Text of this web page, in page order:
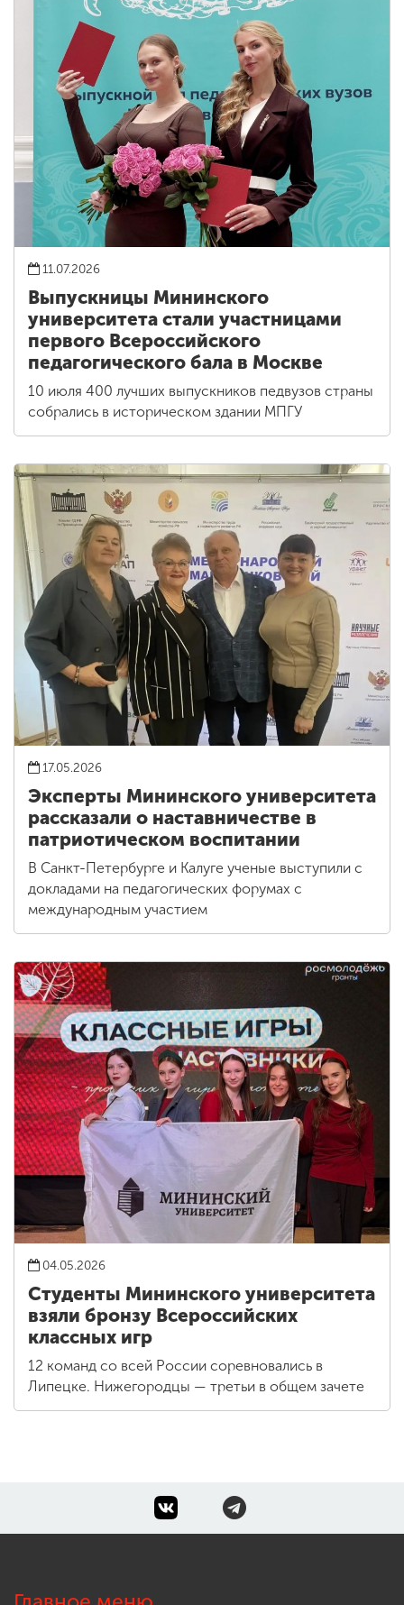
11.07.2026
Выпускницы Мининского
университета стали участницами
первого Всероссийского
педагогического бала в Москве
10 июля 400 лучших выпускников педвузов страны
собрались в историческом здании МПГУ
17.05.2026
Эксперты Мининского университета
рассказали о наставничестве в
патриотическом воспитании
В Санкт-Петербурге и Калуге ученые выступили с
докладами на педагогических форумах с
международным участием
04.05.2026
Студенты Мининского университета
взяли бронзу Всероссийских
классных игр
12 команд со всей России соревновались в
Липецке. Нижегородцы — третьи в общем зачете